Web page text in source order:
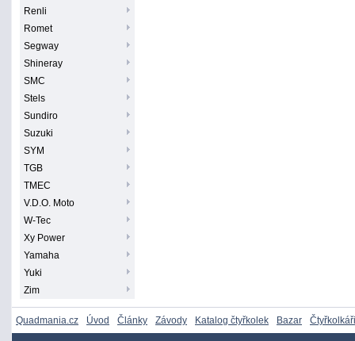
Renli
Romet
Segway
Shineray
SMC
Stels
Sundiro
Suzuki
SYM
TGB
TMEC
V.D.O. Moto
W-Tec
Xy Power
Yamaha
Yuki
Zim
Quadmania.cz Úvod Články Závody Katalog čtyřkolek Bazar Čtyřkolkáři